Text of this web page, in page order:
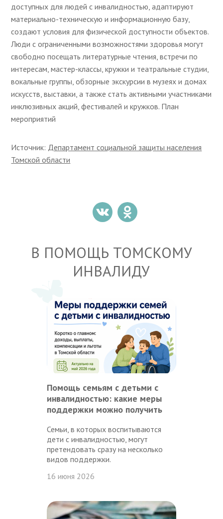
доступных для людей с инвалидностью, адаптируют
материально-техническую и информационную базу,
создают условия для физической доступности объектов.
Люди с ограниченными возможностями здоровья могут
свободно посещать литературные чтения, встречи по
интересам, мастер-классы, кружки и театральные студии,
вокальные группы, обзорные экскурсии в музеях и домах
искусств, выставки, а также стать активными участниками
инклюзивных акций, фестивалей и кружков. План
мероприятий
Источник: Департамент социальной защиты населения
Томской области
В ПОМОЩЬ ТОМСКОМУ
ИНВАЛИДУ
Помощь семьям с детьми с
инвалидностью: какие меры
поддержки можно получить
Семьи, в которых воспитываются
дети с инвалидностью, могут
претендовать сразу на несколько
видов поддержки.
16 июня 2026